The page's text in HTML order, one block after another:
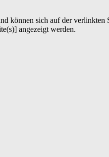
können sich auf der
angezeigt werden.